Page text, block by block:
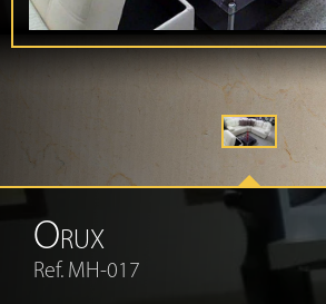
ORUX
Ref. MH-017